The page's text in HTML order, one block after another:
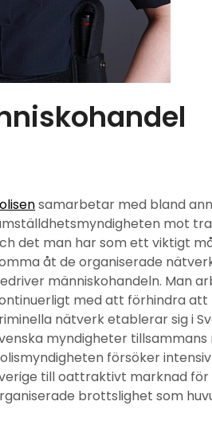
samarbetar med bland
mot
det man har som ett viktigt
åt de organiserade
människohandeln. Man
med att förhindra att
nätverk etablerar sig i
myndigheter tillsammans
försöker
till oattraktivt marknad för
brottslighet som